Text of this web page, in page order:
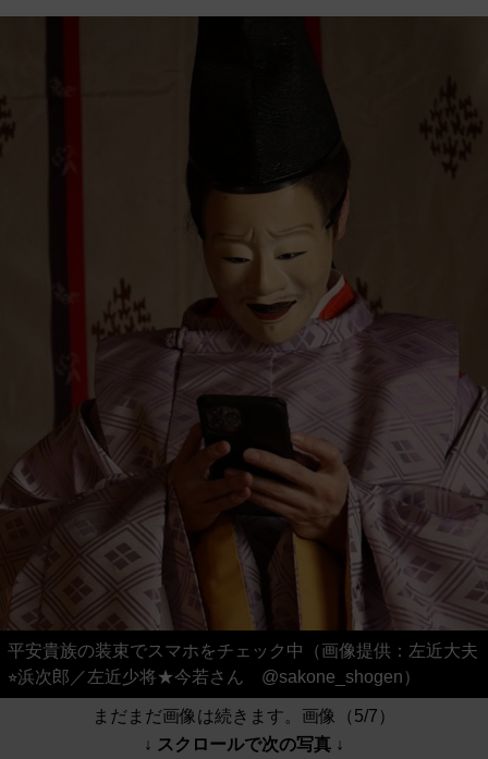
平安貴族の装束でスマホをチェック中（画像提供：左近大夫
⭐︎浜次郎／左近少将★今若さん @sakone_shogen）
まだまだ画像は続きます。画像（5/7）
↓ スクロールで次の写真 ↓